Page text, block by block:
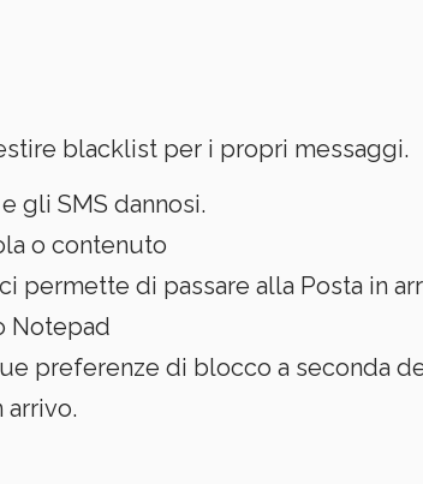
blacklist per i propri messaggi.
gli SMS dannosi.
o contenuto
permette di passare alla Posta in
Notepad
preferenze di blocco a seconda
arrivo.